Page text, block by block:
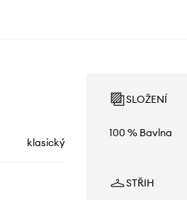
klasický
SLOŽENÍ
100 % Bavlna
STŘIH